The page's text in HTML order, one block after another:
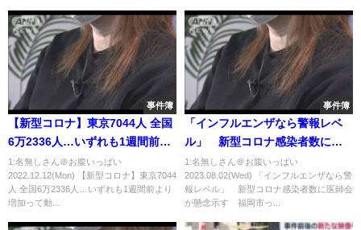
事件簿
【新型コロナ】東京7044人 全国
6万2336人…いずれも1週間前よ
り増加
1:名無しさん＠お腹いっぱい
2022.12.12(Mon) 【新型コロナ】東京7044
人 全国6万2336人…いずれも1週間前より
増加って動...
事件簿
「インフルエンザなら警報レベ
ル」 新型コロナ感染者数に医
師会が懸念示す 福岡市
1:名無しさん＠お腹いっぱい
2023.08.02(Wed) 「インフルエンザなら警
報レベル」 新型コロナ感染者数に医師会
が懸念示す 福岡市っ...